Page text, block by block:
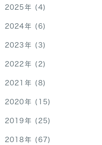
2025年 (4)
2024年 (6)
2023年 (3)
2022年 (2)
2021年 (8)
2020年 (15)
2019年 (25)
2018年 (67)